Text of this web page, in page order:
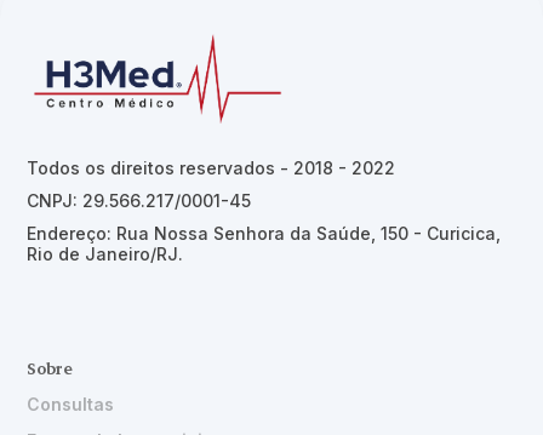
Todos os direitos reservados - 2018 - 2022
CNPJ: 29.566.217/0001-45
Endereço: Rua Nossa Senhora da Saúde, 150 - Curicica,
Rio de Janeiro/RJ.
Sobre
Consultas